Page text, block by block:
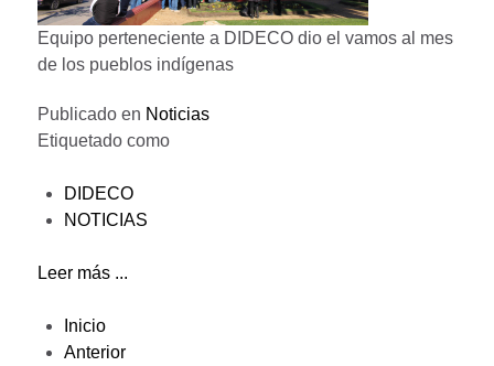
Equipo perteneciente a DIDECO dio el vamos al mes
de los pueblos indígenas
Publicado en Noticias
Etiquetado como
DIDECO
NOTICIAS
Leer más ...
Inicio
Anterior